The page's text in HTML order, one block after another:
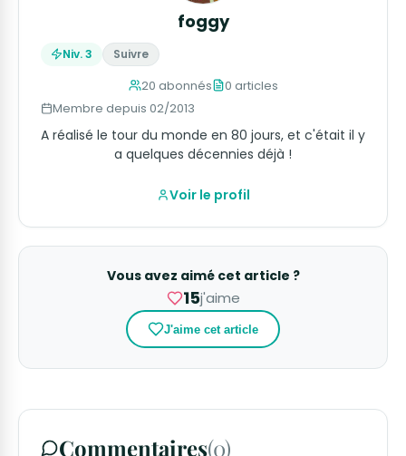
foggy
Niv. 3 Suivre
20 abonnés
0 articles
Membre depuis 02/2013
A réalisé le tour du monde en 80 jours, et c'était il y
a quelques décennies déjà !
Voir le profil
Vous avez aimé cet article ?
15j'aime
J'aime cet article
Commentaires(0)